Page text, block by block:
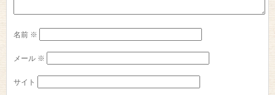
名前 ※
メール ※
サイト